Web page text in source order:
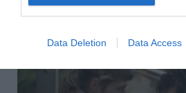
Data Deletion Data Access
HASONLÓ BEJEGYZÉSEK